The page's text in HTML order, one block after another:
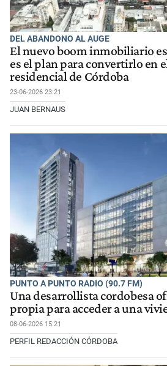
DEL ABANDONO AL AUGE
El nuevo boom inmobiliario
es el plan para convertirlo en
residencial de Córdoba
23-06-2026 23:21
JUAN BERNAUS
PUNTO A PUNTO RADIO (90.7 FM)
Una desarrollista cordobesa
propia para acceder a una
08-06-2026 15:21
PERFIL REDACCIÓN CÓRDOBA